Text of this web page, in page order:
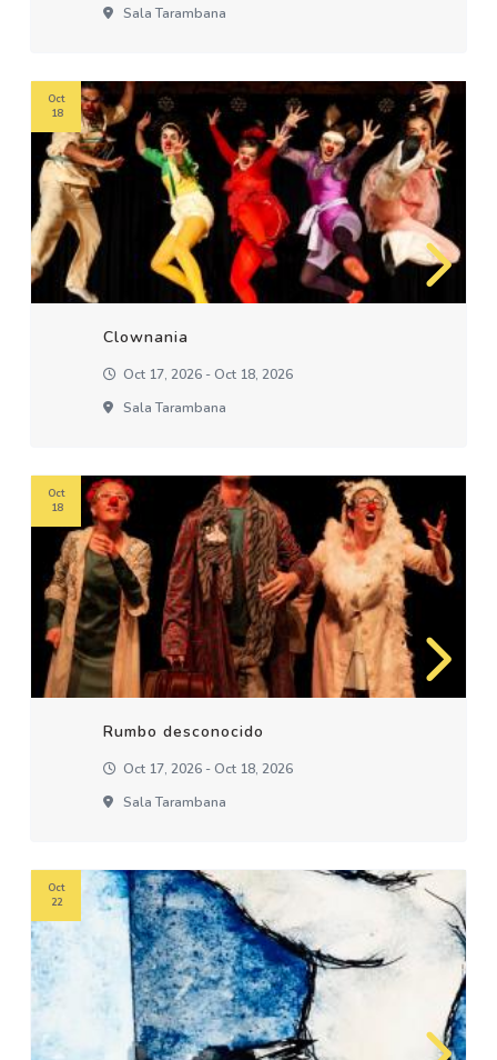
Sala Tarambana
Clownania
Oct 17, 2026 - Oct 18, 2026
Sala Tarambana
Oct
18
Rumbo desconocido
Oct 17, 2026 - Oct 18, 2026
Sala Tarambana
Oct
18
Oct
22